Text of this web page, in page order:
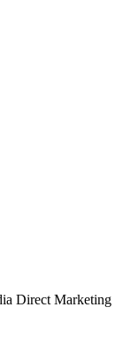
Direct Marketing